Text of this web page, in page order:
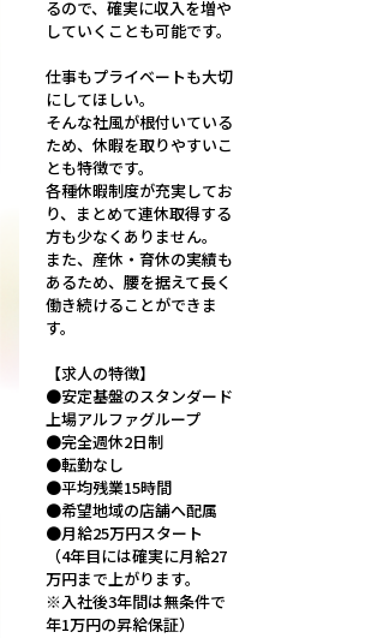
るので、確実に収入を増や
していくことも可能です。
仕事もプライベートも大切
にしてほしい。
そんな社風が根付いている
ため、休暇を取りやすいこ
とも特徴です。
各種休暇制度が充実してお
り、まとめて連休取得する
方も少なくありません。
また、産休・育休の実績も
あるため、腰を据えて長く
働き続けることができま
す。
【求人の特徴】
●安定基盤のスタンダード
上場アルファグループ
●完全週休2日制
●転勤なし
●平均残業15時間
●希望地域の店舗へ配属
●月給25万円スタート
（4年目には確実に月給27
万円まで上がります。
※入社後3年間は無条件で
年1万円の昇給保証）